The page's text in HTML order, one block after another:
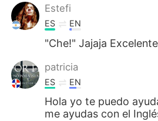
Português
Estefi
ES EN
"Che!" Jajaja
patricia
ES EN
Hola yo te puedo
me ayudas con el